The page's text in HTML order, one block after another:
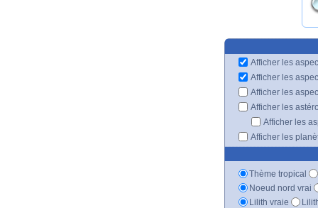
Afficher les
Afficher les
Afficher les
Afficher les
Afficher les
Afficher les
Thème tropical
Noeud nord vrai
Lilith vraie